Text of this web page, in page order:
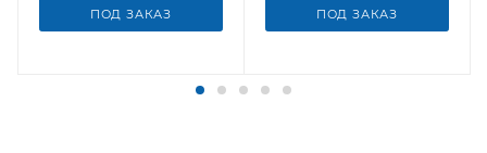
ПОД ЗАКАЗ ПОД ЗАКАЗ